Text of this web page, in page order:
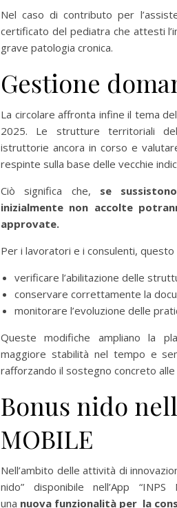
Nel caso di contributo per
certificato del pediatra che attesti
grave patologia cronica.
Gestione
La circolare affronta infine il tema
2025. Le strutture territoriali
istruttorie ancora in corso e
respinte sulla base delle vecchie
Ciò significa che, se
inizialmente non accolte
approvate.
Per i lavoratori e i consulenti, questo
verificare l’abilitazione delle
conservare correttamente la
monitorare l’evoluzione delle
Queste modifiche ampliano la
maggiore stabilità nel tempo e
rafforzando il sostegno concreto alle
Bonus nido
MOBILE
Nell’ambito delle attività di
nido” disponibile nell’App
una nuova funzionalità per la